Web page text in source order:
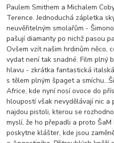
Paulem Smithem a Michalem
Terence. Jednoduchá zápletka
neuvěřitelným smolařům -
pašují diamanty po nichž pasou
Ovšem vzít našim hrdinům něco,
vydat není tak snadné. Film plný
hlavu - zkrátka fantastická
s tělem plným špaget a
Africe, kde nyní nosí ovoce do
hloupostí však nevydělávají nic a
najdou pistoli, kterou se
myslí, že ho přepadli a proto
poskytne klášter, kde jsou